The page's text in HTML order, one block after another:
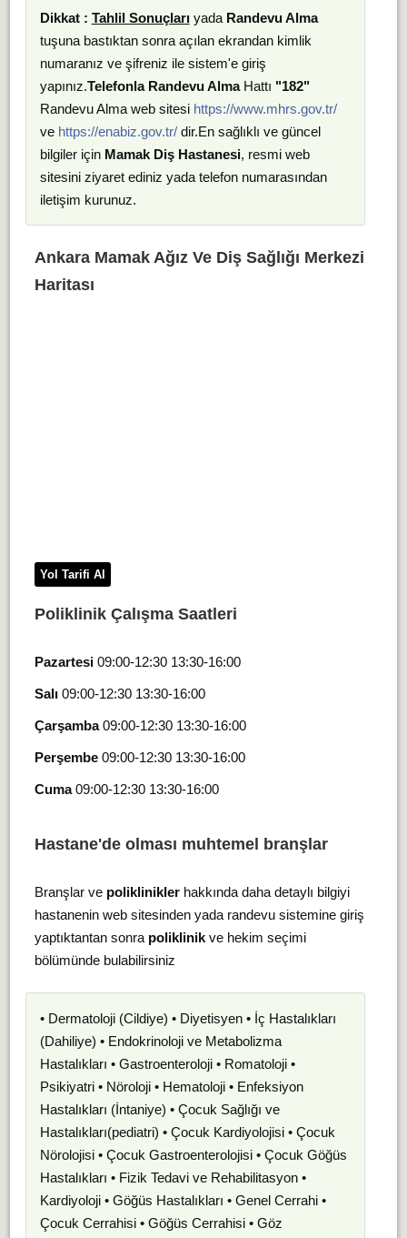
Dikkat : Tahlil Sonuçlarıyada Randevu Alma
tuşuna bastıktan sonra açılan ekrandan kimlik
numaranız ve şifreniz ile sistem'e giriş
yapınız.Telefonla Randevu AlmaHattı "182"
Randevu Alma web sitesi https://www.mhrs.gov.tr/
ve https://enabiz.gov.tr/dir.En sağlıklı ve güncel
bilgiler için Mamak Diş Hastanesi, resmi web
sitesini ziyaret ediniz yada telefon numarasından
iletişim kurunuz.
Ankara Mamak Ağız Ve Diş Sağlığı Merkezi
Haritası
Yol Tarifi Al
Poliklinik Çalışma Saatleri
Pazartesi09:00-12:30 13:30-16:00
Salı09:00-12:30 13:30-16:00
Çarşamba09:00-12:30 13:30-16:00
Perşembe09:00-12:30 13:30-16:00
Cuma09:00-12:30 13:30-16:00
Hastane'de olması muhtemel branşlar
Branşlar ve polikliniklerhakkında daha detaylı bilgiyi
hastanenin web sitesinden yada randevu sistemine giriş
yaptıktantan sonra poliklinikve hekim seçimi
bölümünde bulabilirsiniz
• Dermatoloji (Cildiye) • Diyetisyen • İç Hastalıkları
(Dahiliye) • Endokrinoloji ve Metabolizma
Hastalıkları • Gastroenteroloji • Romatoloji •
Psikiyatri • Nöroloji • Hematoloji • Enfeksiyon
Hastalıkları (İntaniye) • Çocuk Sağlığı ve
Hastalıkları(pediatri) • Çocuk Kardiyolojisi • Çocuk
Nörolojisi • Çocuk Gastroenterolojisi • Çocuk Göğüs
Hastalıkları • Fizik Tedavi ve Rehabilitasyon •
Kardiyoloji • Göğüs Hastalıkları • Genel Cerrahi •
Çocuk Cerrahisi • Göğüs Cerrahisi • Göz